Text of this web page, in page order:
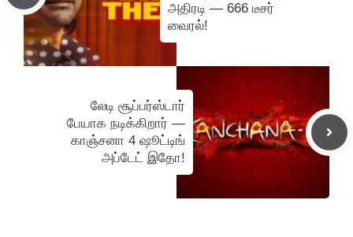
அதிரடி — 666 டீசர்
வைரல்!
லேடி சூப்பர்ஸ்டார்
பேயாக நடிக்கிறார் —
காஞ்சனா 4 ஷூட்டிங்
அப்டேட் இதோ!